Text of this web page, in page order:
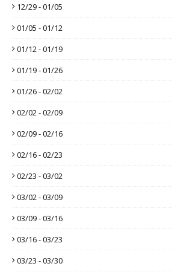
12/29 - 01/05
01/05 - 01/12
01/12 - 01/19
01/19 - 01/26
01/26 - 02/02
02/02 - 02/09
02/09 - 02/16
02/16 - 02/23
02/23 - 03/02
03/02 - 03/09
03/09 - 03/16
03/16 - 03/23
03/23 - 03/30